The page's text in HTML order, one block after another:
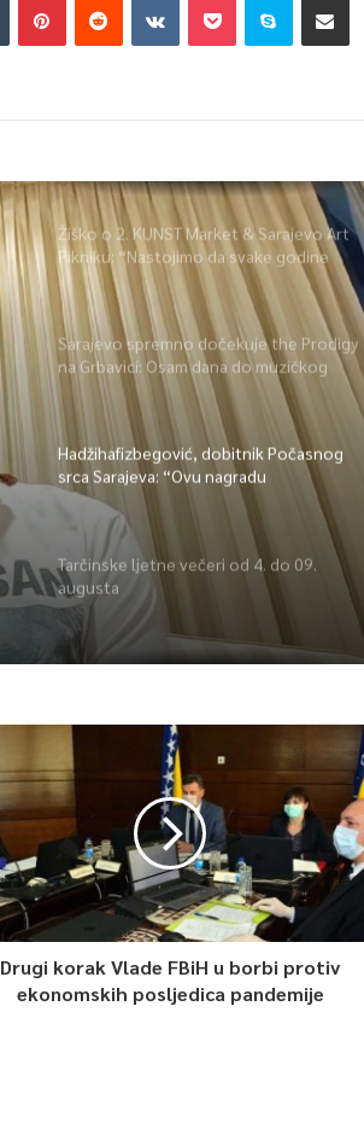
Žiško o 2. KUNST Market & Sarajevo Art
Pikniku: “Nastojimo da svake godine
ponudimo više događaja” (video)
Sarajevo spremno dočekuje the Prodigy
na Grbavici: Osam dana do muzičkog
spektakla
Hadžihafizbegović, dobitnik Počasnog
srca Sarajeva: “Ovu nagradu
posvećujem svojoj klasi”
Tarčinske ljetne večeri od 4. do 09.
augusta
Drugi korak Vlade FBiH u borbi protiv
ekonomskih posljedica pandemije